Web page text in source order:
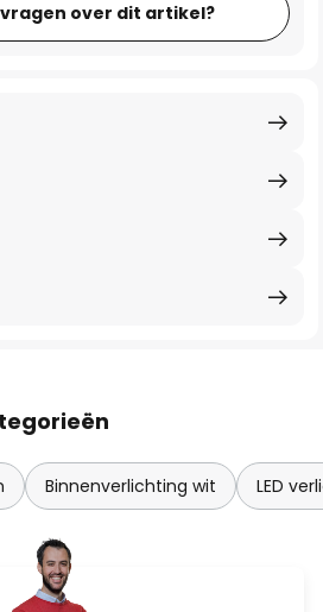
vragen over dit artikel?
Binnenverlichting wit LED